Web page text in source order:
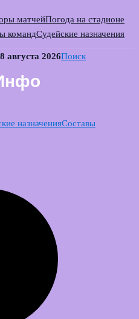
матчейПогода на стадионе
командСудейские назначения
8 августа 2026Поиск
назначенияСоставы